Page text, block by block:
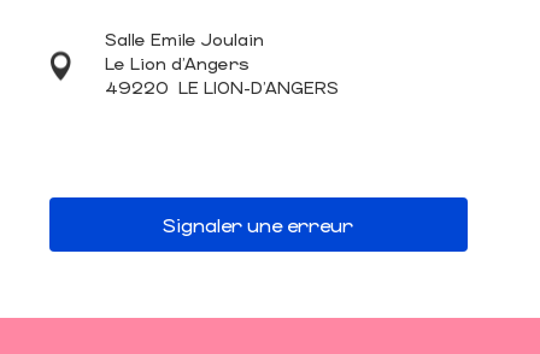
Salle Emile Joulain
Le Lion d'Angers
49220 LE LION-D'ANGERS
Signaler une erreur